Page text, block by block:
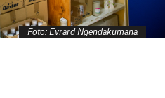
Foto: Evrard Ngendakumana